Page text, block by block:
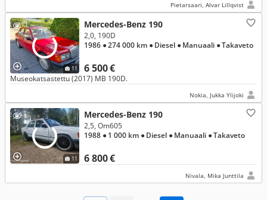
Pietarsaari, Alvar Lillqvist
11
Mercedes-Benz 190
6 500 €
2,0, 190D
1986 ● 274 000 km ● Diesel ● Manuaali ● Takaveto
Museokatsastettu (2017) MB 190D.
Nokia, Jukka Ylijoki
11
Mercedes-Benz 190
6 800 €
2,5, Om605
1988 ● 1 000 km ● Diesel ● Manuaali ● Takaveto
Nivala, Mika Junttila